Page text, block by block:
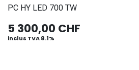
PC HY LED 700 TW
5 300,00 CHF
inclus TVA 8.1%